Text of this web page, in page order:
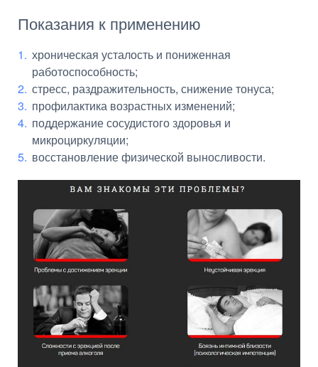
Показания к применению
хроническая усталость и пониженная
работоспособность;
стресс, раздражительность, снижение тонуса;
профилактика возрастных изменений;
поддержание сосудистого здоровья и
микроциркуляции;
восстановление физической выносливости.